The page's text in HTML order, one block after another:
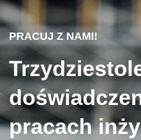
PRACUJ Z NAMI!
pracach